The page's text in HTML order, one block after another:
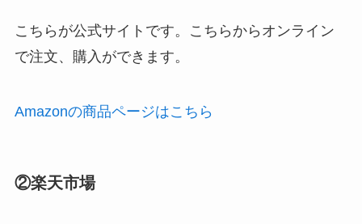
こちらが公式サイトです。こちらからオンライン
で注文、購入ができます。
Amazonの商品ページはこちら
②楽天市場